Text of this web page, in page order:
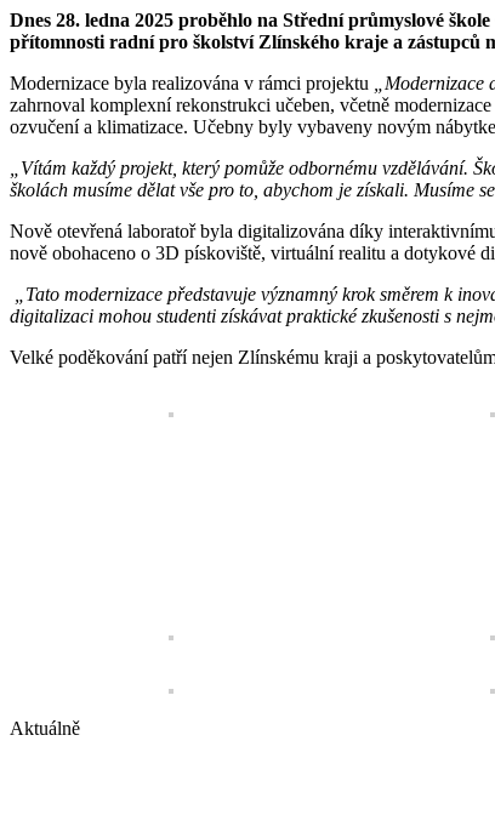
Dnes 28. ledna 2025 proběhlo na Střední průmyslové
přítomnosti radní pro školství Zlínského kraje a zástupců
Modernizace byla realizována v rámci projektu
zahrnoval komplexní rekonstrukci učeben, včetně
ozvučení a klimatizace. Učebny byly vybaveny novým
„Vítám každý projekt, který pomůže odbornému vzdělávání.
školách musíme dělat vše pro to, abychom je získali. Musíme
Nově otevřená laboratoř byla digitalizována díky
nově obohaceno o 3D pískoviště, virtuální realitu a dotykové
„Tato modernizace představuje významný krok směrem k
digitalizaci mohou studenti získávat praktické zkušenosti s
Velké poděkování patří nejen Zlínskému kraji a
Aktuálně